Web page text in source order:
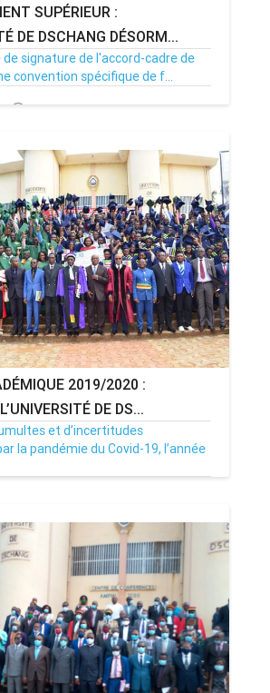
SUPÉRIEUR :
DE DSCHANG DÉSORM...
de signature de l'accord-cadre de
convention spécifique de f...
Par MenouActu 0
2019/2020 :
DE DS...
et d’incertitudes
la pandémie du Covid-19, l’année